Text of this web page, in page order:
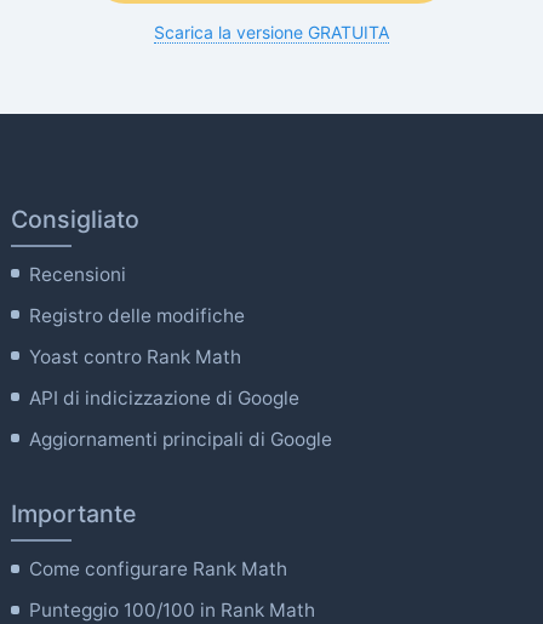
Scarica la versione GRATUITA
Consigliato
Recensioni
Registro delle modifiche
Yoast contro Rank Math
API di indicizzazione di Google
Aggiornamenti principali di Google
Importante
Come configurare Rank Math
Punteggio 100/100 in Rank Math